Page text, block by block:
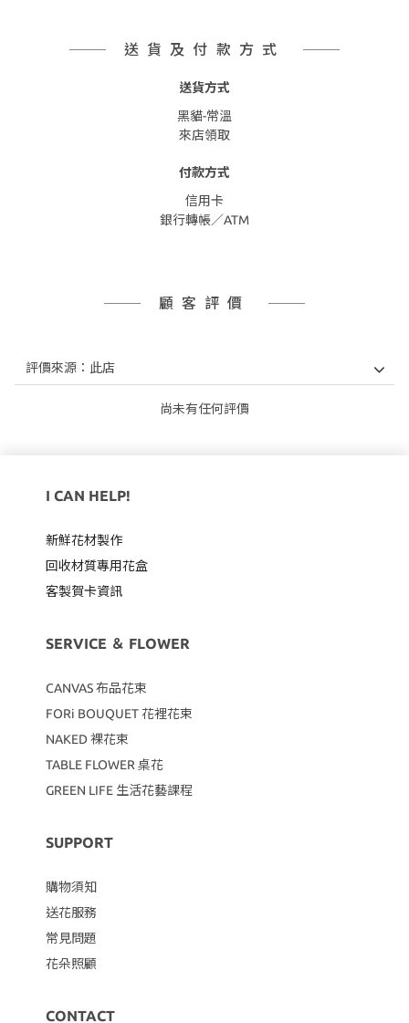
送貨及付款方式
送貨方式
黑貓-常溫
來店領取
付款方式
信用卡
銀行轉帳／ATM
顧客評價
尚未有任何評價
I CAN HELP!
新鮮花材製作
回收材質專用花盒
客製賀卡資訊
SERVICE ＆ FLOWER
CANVAS布品花束
FORi BOUQUET 花裡花束
NAKED 裸花束
TABLE FLOWER 桌花
GREEN LIFE 生活花藝課程
SUPPORT
購物須知
送花服務
常見問題
花朵照顧
CONTACT